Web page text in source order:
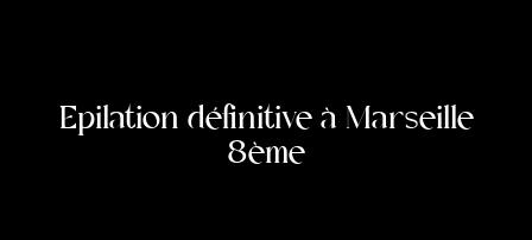
Epilation définitive à Marseille
8ème